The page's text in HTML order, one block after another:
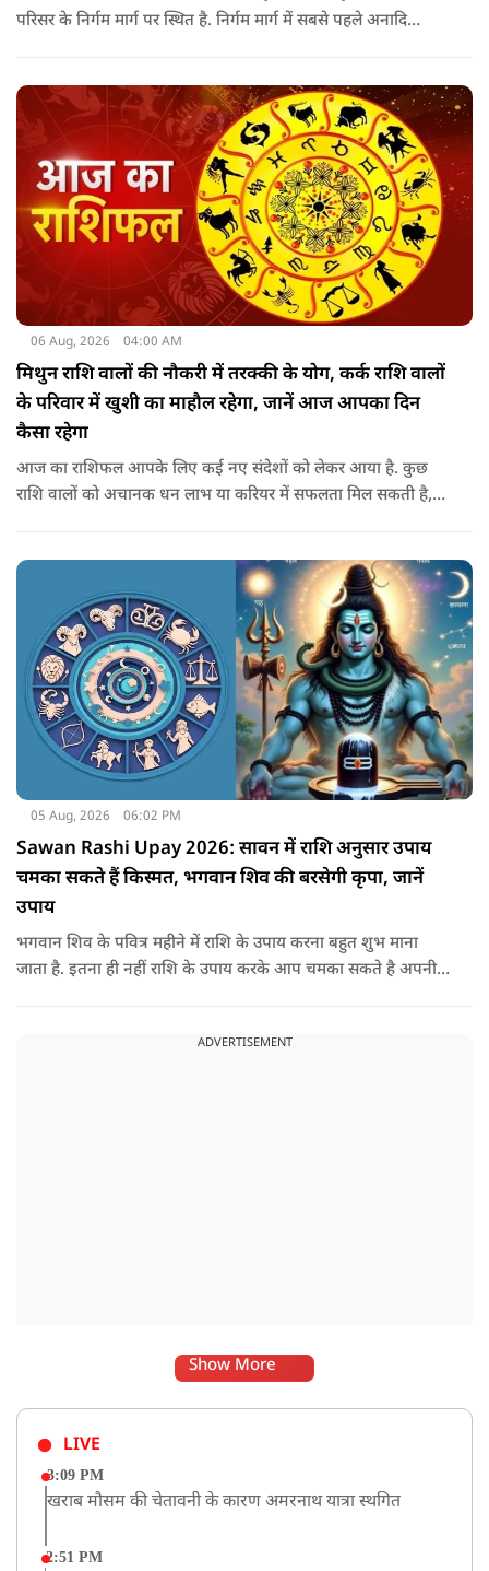
परिसर के निर्गम मार्ग पर स्थित है. निर्गम मार्ग में सबसे पहले अनादि
06 Aug, 2026 04:00 AM
मिथुन राशि वालों की नौकरी में तरक्की के योग, कर्क राशि वालों
के परिवार में खुशी का माहौल रहेगा, जानें आज आपका दिन
कैसा रहेगा
आज का राशिफल आपके लिए कई नए संदेशों को लेकर आया है. कुछ
राशि वालों को अचानक धन लाभ या करियर में सफलता मिल सकती है,
सकता है.
05 Aug, 2026 06:02 PM
Sawan Rashi Upay 2026: सावन में राशि अनुसार उपाय
चमका सकते हैं किस्मत, भगवान शिव की बरसेगी कृपा, जानें
उपाय
भगवान शिव के पवित्र महीने में राशि के उपाय करना बहुत शुभ माना
जाता है. इतना ही नहीं राशि के उपाय करके आप चमका सकते है अपनी
ADVERTISEMENT
Show More
LIVE
3:09 PM
खराब मौसम की चेतावनी के कारण अमरनाथ यात्रा स्थगित
2:51 PM